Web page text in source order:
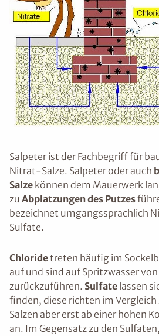
Salpeter ist der Fachbegriff für
Nitrat-Salze. Salpeter oder auch
Salze können dem Mauerwerk
zu Abplatzungen des Putzes
bezeichnet umgangssprachlich
Sulfate.
Chloridetreten häufig im
auf und sind auf Spritzwasser
zurückzuführen. Sulfate lassen
finden, diese richten im Vergleich
Salzen aber erst ab einer hohen
an. Im Gegensatz zu den